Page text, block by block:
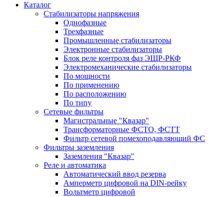
Каталог
Стабилизаторы напряжения
Однофазные
Трехфазные
Промышленные стабилизаторы
Электронные стабилизаторы
Блок реле контроля фаз ЭЩР-РКФ
Электромеханические стабилизаторы
По мощности
По применению
По расположению
По типу
Сетевые фильтры
Магистральные "Квазар"
Трансформаторные ФСТО, ФСТТ
Фильтр сетевой помехоподавляющий ФС
Фильтры заземления
Заземления "Квазар"
Реле и автоматика
Автоматический ввод резерва
Амперметр цифровой на DIN-рейку
Вольтметр цифровой